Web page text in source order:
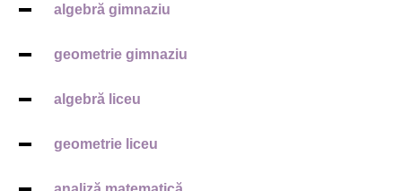
algebră gimnaziu
geometrie gimnaziu
algebră liceu
geometrie liceu